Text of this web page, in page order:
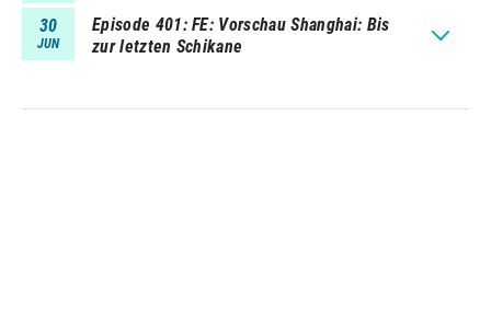
30
JUN
Episode 401 FE: Vorschau Shanghai: Bis
zur letzten Schikane